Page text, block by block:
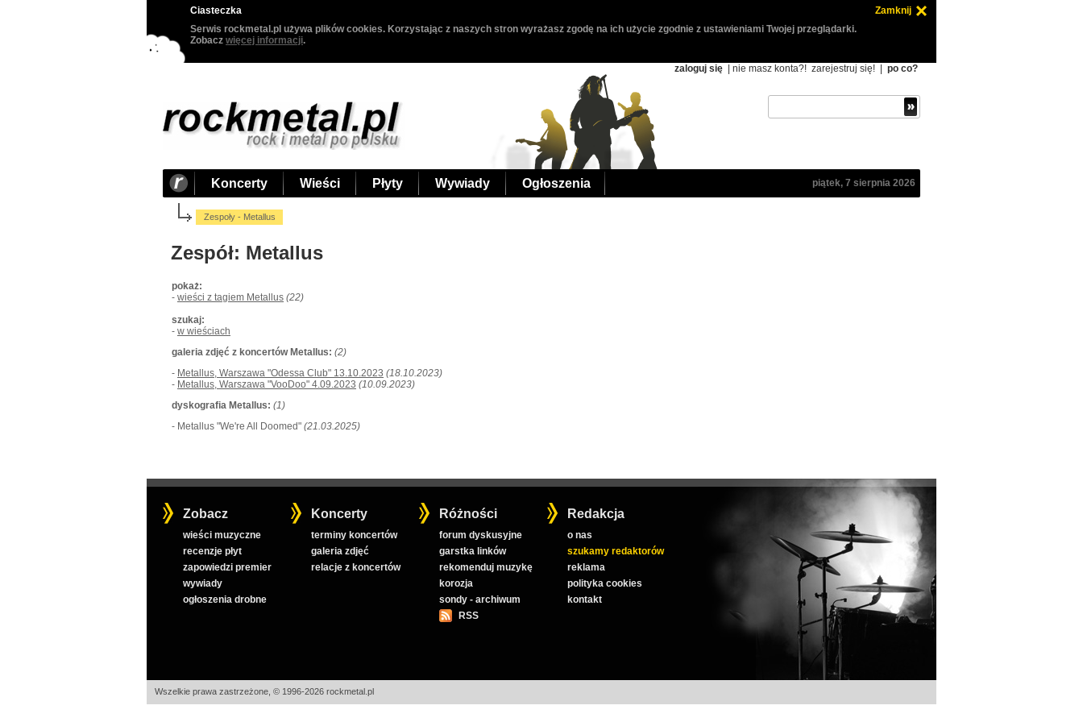
Ciasteczka
Zamknij
Serwis rockmetal.pl używa plików cookies. Korzystając z naszych stron wyrażasz zgodę na ich użycie zgodnie z ustawieniami Twojej przeglądarki.
Zobacz więcej informacji.
zaloguj się | nie masz konta?! zarejestruj się! po co?
Koncerty Wieści Płyty Wywiady Ogłoszenia piątek, 7 sierpnia 2026
Zespoły - Metallus
Zespół: Metallus
pokaż:
- wieści z tagiem Metallus (22)
szukaj:
- w wieściach
galeria zdjęć z koncertów Metallus: (2)
- Metallus, Warszawa "Odessa Club" 13.10.2023 (18.10.2023)
- Metallus, Warszawa "VooDoo" 4.09.2023 (10.09.2023)
dyskografia Metallus: (1)
- Metallus "We're All Doomed" (21.03.2025)
Zobacz
wieści muzyczne
recenzje płyt
zapowiedzi premier
wywiady
ogłoszenia drobne
Koncerty
terminy koncertów
galeria zdjęć
relacje z koncertów
Różności
forum dyskusyjne
garstka linków
rekomenduj muzykę
korozja
sondy - archiwum
RSS
Redakcja
o nas
szukamy redaktorów
reklama
polityka cookies
kontakt
Wszelkie prawa zastrzeżone, © 1996-2026 rockmetal.pl